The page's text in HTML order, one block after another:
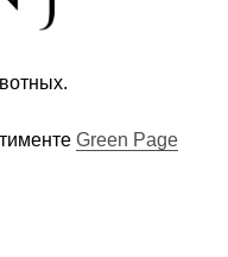
Green Page